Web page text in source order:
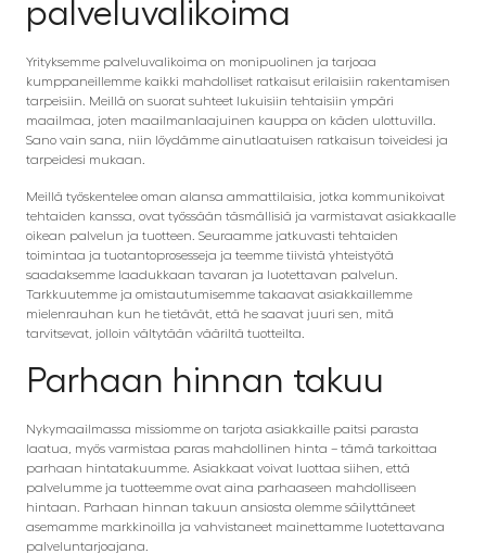
palveluvalikoima
Yrityksemme palveluvalikoima on monipuolinen ja tarjoaa
kumppaneillemme kaikki mahdolliset ratkaisut erilaisiin rakentamisen
tarpeisiin. Meillä on suorat suhteet lukuisiin tehtaisiin ympäri
maailmaa, joten maailmanlaajuinen kauppa on käden ulottuvilla.
Sano vain sana, niin löydämme ainutlaatuisen ratkaisun toiveidesi ja
tarpeidesi mukaan.
Meillä työskentelee oman alansa ammattilaisia, jotka kommunikoivat
tehtaiden kanssa, ovat työssään täsmällisiä ja varmistavat asiakkaalle
oikean palvelun ja tuotteen. Seuraamme jatkuvasti tehtaiden
toimintaa ja tuotantoprosesseja ja teemme tiivistä yhteistyötä
saadaksemme laadukkaan tavaran ja luotettavan palvelun.
Tarkkuutemme ja omistautumisemme takaavat asiakkaillemme
mielenrauhan kun he tietävät, että he saavat juuri sen, mitä
tarvitsevat, jolloin vältytään vääriltä tuotteilta.
Parhaan hinnan takuu
Nykymaailmassa missiomme on tarjota asiakkaille paitsi parasta
laatua, myös varmistaa paras mahdollinen hinta – tämä tarkoittaa
parhaan hintatakuumme. Asiakkaat voivat luottaa siihen, että
palvelumme ja tuotteemme ovat aina parhaaseen mahdolliseen
hintaan. Parhaan hinnan takuun ansiosta olemme säilyttäneet
asemamme markkinoilla ja vahvistaneet mainettamme luotettavana
palveluntarjoajana.